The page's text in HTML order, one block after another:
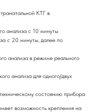
КТГ в
анализа с 10 минуты
с 20 минуты, далее по
анализа в режиме реального
анализа для одного/двух
состоянию прибора
возможность крепления на